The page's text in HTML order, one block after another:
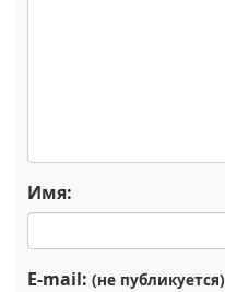
Имя:
E-mail: (не публикуется)